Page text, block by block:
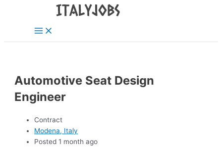
Automotive Seat Design
Engineer
Contract
Modena, Italy
Posted 1 month ago